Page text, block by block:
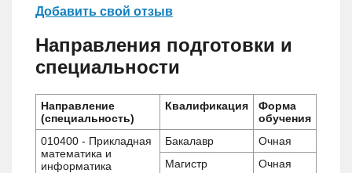
Добавить свой отзыв
Направления подготовки и
специальности
Направление
(специальность)
Квалификация
Форма
обучения
010400 - Прикладная
математика и
информатика
Бакалавр
Очная
Магистр
Очная